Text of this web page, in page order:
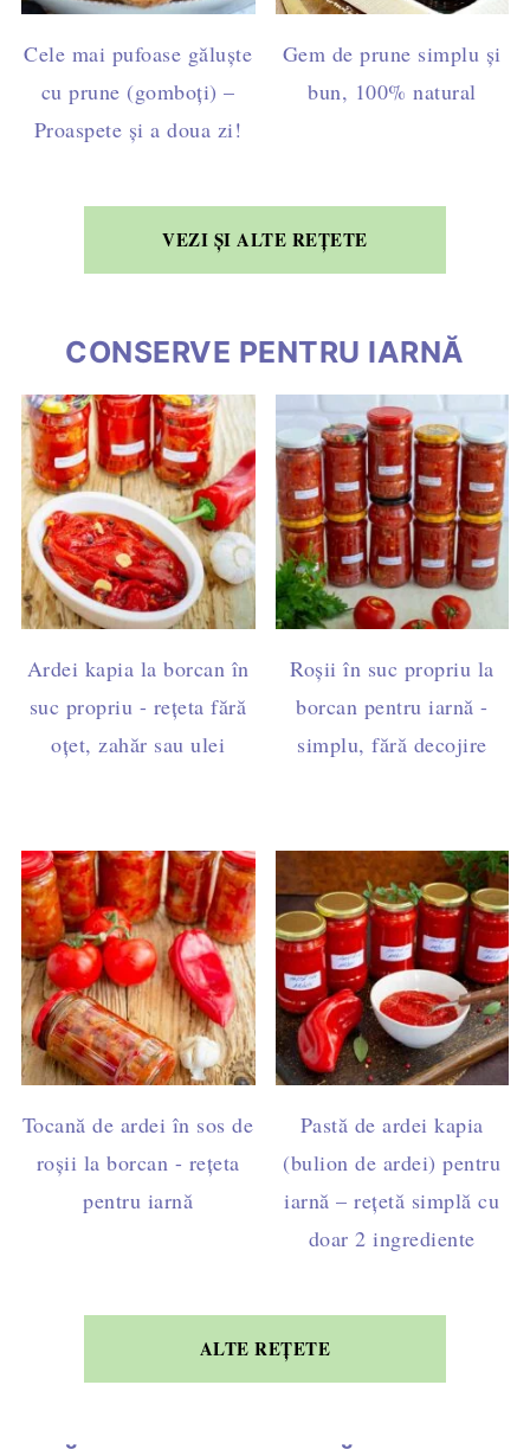
Cele mai pufoase găluște
cu prune (gomboți) –
Proaspete și a doua zi!
Gem de prune simplu și
bun, 100% natural
VEZI ȘI ALTE REȚETE
CONSERVE PENTRU IARNĂ
Ardei kapia la borcan în
suc propriu - rețeta fără
oțet, zahăr sau ulei
Roșii în suc propriu la
borcan pentru iarnă -
simplu, fără decojire
Tocană de ardei în sos de
roșii la borcan - rețeta
pentru iarnă
Pastă de ardei kapia
(bulion de ardei) pentru
iarnă – rețetă simplă cu
doar 2 ingrediente
ALTE REȚETE